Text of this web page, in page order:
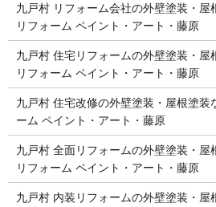
九戸村 リフォーム会社の外壁塗装・屋
リフォーム ペイント・アート・藤原
九戸村 住宅リフォームの外壁塗装・屋
リフォーム ペイント・アート・藤原
九戸村 住宅改修の外壁塗装・屋根塗装
ーム ペイント・アート・藤原
九戸村 全面リフォームの外壁塗装・屋
リフォーム ペイント・アート・藤原
九戸村 内装リフォームの外壁塗装・屋